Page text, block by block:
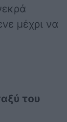
μέχρι να
του